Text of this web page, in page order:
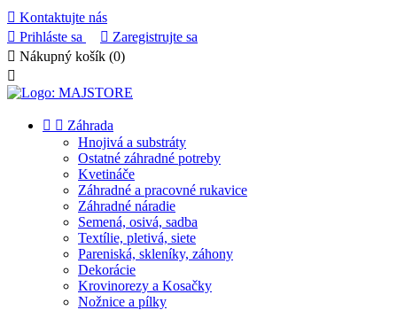
 Kontaktujte nás
 Prihláste sa  Zaregistrujte sa
 Nákupný košík (0)

  Záhrada
Hnojivá a substráty
Ostatné záhradné potreby
Kvetináče
Záhradné a pracovné rukavice
Záhradné náradie
Semená, osivá, sadba
Textílie, pletivá, siete
Pareniská, skleníky, záhony
Dekorácie
Krovinorezy a Kosačky
Nožnice a pílky